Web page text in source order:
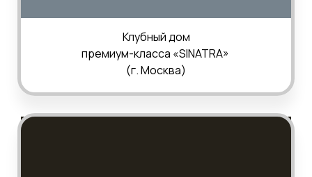
Клубный дом
премиум-класса «SINATRA»
(г.Москва)